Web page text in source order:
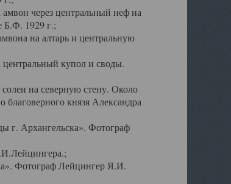
через центральный неф на
Б.Ф. 1929 г.;
на алтарь и центральную
купол и своды.
на северную стену. Около
князя Александра
г. Архангельска». Фотограф
Фотограф Лейцингер Я.И.